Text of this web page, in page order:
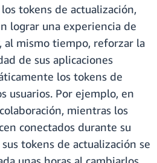
tokens de actualización,
lograr una experiencia de
al mismo tiempo, reforzar la
de sus aplicaciones
los tokens de
usuarios. Por ejemplo, en
mientras los
conectados durante su
tokens de actualización se